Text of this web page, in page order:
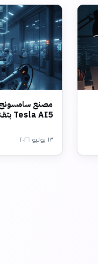
مصنع سامسونج
Tesla AI5 بتقنية 2 نانومتر
١٣ يوليو ٢٠٢٦